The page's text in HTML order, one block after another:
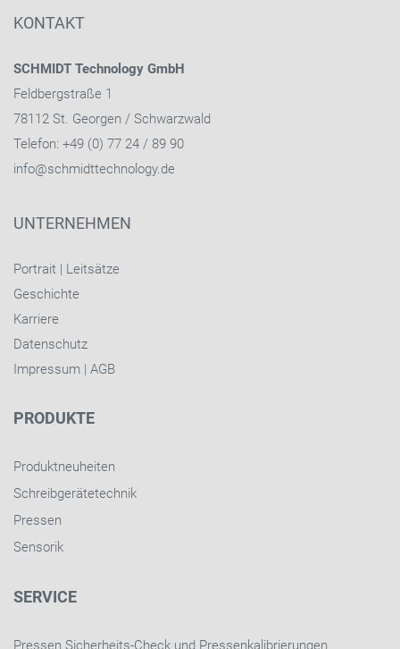
KONTAKT
SCHMIDT Technology GmbH
Feldbergstraße 1
78112 St. Georgen / Schwarzwald
Telefon: +49 (0) 77 24 / 89 90
info@schmidttechnology.de
UNTERNEHMEN
Portrait | Leitsätze
Geschichte
Karriere
Datenschutz
Impressum | AGB
PRODUKTE
Produktneuheiten
Schreibgerätetechnik
Pressen
Sensorik
SERVICE
Pressen Sicherheits-Check und Pressenkalibrierungen